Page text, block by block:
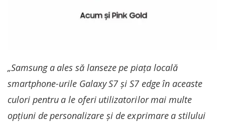
„Samsung a ales să lanseze pe piața locală
smartphone-urile Galaxy S7 și S7 edge în aceaste
culori pentru a le oferi utilizatorilor mai multe
opțiuni de personalizare și de exprimare a stilului